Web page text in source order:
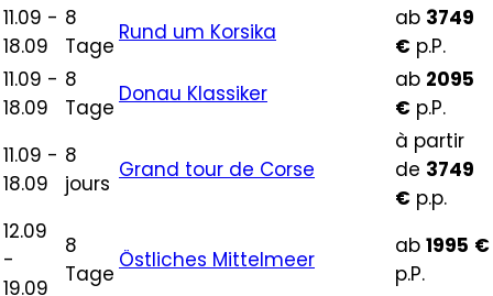
11.09 -
18.09
8
Tage
Rund um Korsika
ab 3749
€ p.P.
11.09 -
18.09
8
Tage
Donau Klassiker
ab 2095
€ p.P.
11.09 -
18.09
8
jours
Grand tour de Corse
à partir
de 3749
€ p.p.
12.09
-
19.09
8
Tage
Östliches Mittelmeer
ab 1995 €
p.P.